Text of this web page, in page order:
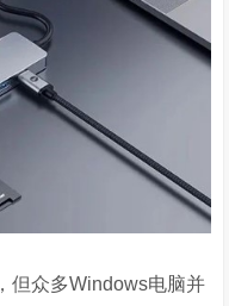
但众多Windows电脑并